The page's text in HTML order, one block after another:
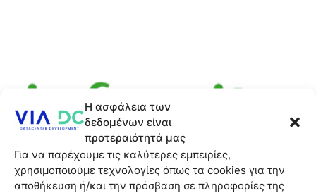
Η ασφάλεια των
δεδομένων είναι
προτεραιότητά μας
Για να παρέχουμε τις καλύτερες εμπειρίες,
χρησιμοποιούμε τεχνολογίες όπως τα cookies για την
αποθήκευση ή/και την πρόσβαση σε πληροφορίες της